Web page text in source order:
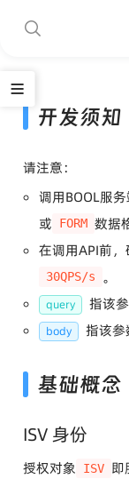
开发须知
请注意：
调用BOOL服
或 FORM 数据
在调用API前
30QPS/s 。
query 指该
body 指该参
基础概念
ISV 身份
授权对象 ISV 即